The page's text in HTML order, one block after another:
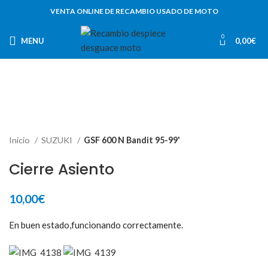
VENTA ONLINE DE RECAMBIO USADO DE MOTO
MENU 0 0,00€
Inicio SUZUKI GSF 600 N Bandit 95-99'
Cierre Asiento
10,00€
En buen estado,funcionando correctamente.